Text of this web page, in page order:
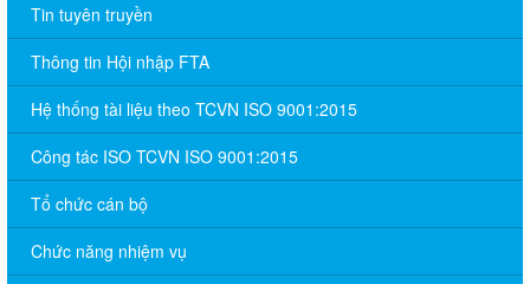
Tin tuyên truyền
Thông tin Hội nhập FTA
Hệ thống tài liệu theo TCVN ISO 9001:2015
Công tác ISO TCVN ISO 9001:2015
Tổ chức cán bộ
Chức năng nhiệm vụ